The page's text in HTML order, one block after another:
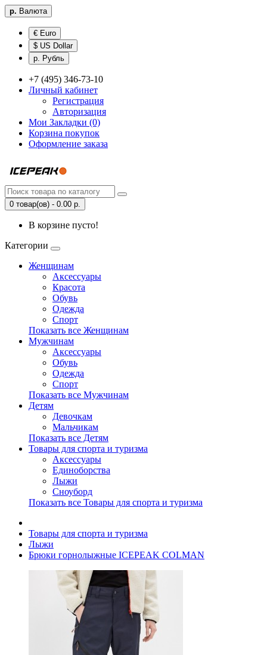
р. Валюта
€ Euro
$ US Dollar
р. Рубль
+7 (495) 346-73-10
Личный кабинет
Регистрация
Авторизация
Мои Закладки (0)
Корзина покупок
Оформление заказа
0 товар(ов) - 0.00 р.
В корзине пусто!
Категории
Женщинам
Аксессуары
Красота
Обувь
Одежда
Спорт
Показать все Женщинам
Мужчинам
Аксессуары
Обувь
Одежда
Спорт
Показать все Мужчинам
Детям
Девочкам
Мальчикам
Показать все Детям
Товары для спорта и туризма
Аксессуары
Единоборства
Лыжи
Сноуборд
Показать все Товары для спорта и туризма
Товары для спорта и туризма
Лыжи
Брюки горнолыжные ICEPEAK COLMAN